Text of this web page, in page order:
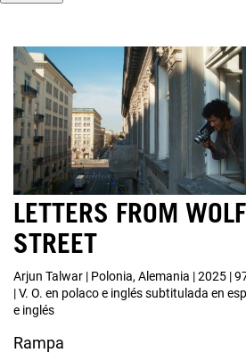
LETTERS FROM WOLF
STREET
Arjun Talwar | Polonia, Alemania | 2025 |
| V. O. en polaco e inglés subtitulada en
e inglés
Rampa